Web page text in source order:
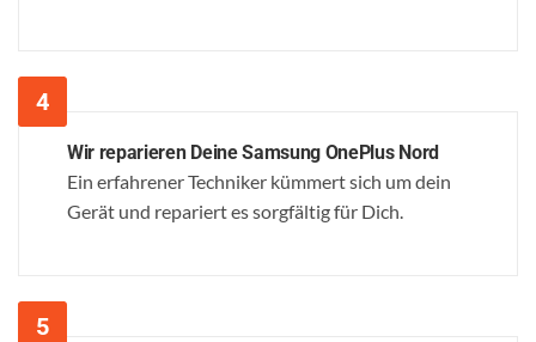
Wir reparieren Deine Samsung OnePlus Nord
Ein erfahrener Techniker kümmert sich um dein
Gerät und repariert es sorgfältig für Dich.